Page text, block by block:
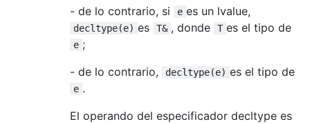
- de lo contrario, si
e es un lvalue,
decltype(e) es T& , donde T es el tipo de
e ;
- de lo contrario,
decltype(e) es el tipo de
e .
El operando del especificador decltype es